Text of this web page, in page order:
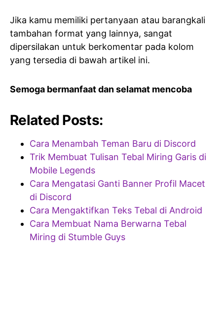
Jika kamu memiliki pertanyaan atau barangkali
tambahan format yang lainnya, sangat
dipersilakan untuk berkomentar pada kolom
yang tersedia di bawah artikel ini.
Semoga bermanfaat dan selamat mencoba
Related Posts:
Cara Menambah Teman Baru di Discord
Trik Membuat Tulisan Tebal Miring Garis di
Mobile Legends
Cara Mengatasi Ganti Banner Profil Macet
di Discord
Cara Mengaktifkan Teks Tebal di Android
Cara Membuat Nama Berwarna Tebal
Miring di Stumble Guys